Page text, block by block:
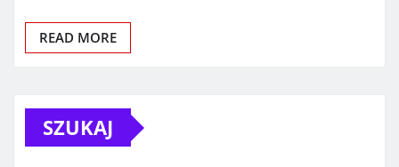
READ MORE
SZUKAJ